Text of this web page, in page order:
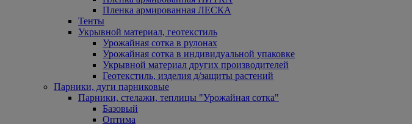
Пленка армированная ЛЕСКА
Тенты
Укрывной материал, геотекстиль
Урожайная сотка в рулонах
Урожайная сотка в индивидуальной упаковке
Укрывной материал других производителей
Геотекстиль, изделия д/защиты растений
Парники, дуги парниковые
Парники, стелажи, теплицы "Урожайная сотка"
Базовый
Оптима